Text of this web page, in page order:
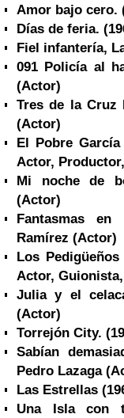
Amor bajo cero.
Días de feria.
Fiel infantería,
091 Policía al
(Actor)
Tres de la Cruz
(Actor)
El Pobre
Actor,
Mi noche de
(Actor)
Fantasmas
Ramírez (Actor)
Los
Actor,
Julia y el
(Actor)
Torrejón City.
Sabían
Pedro Lazaga
Las Estrellas
Una Isla con